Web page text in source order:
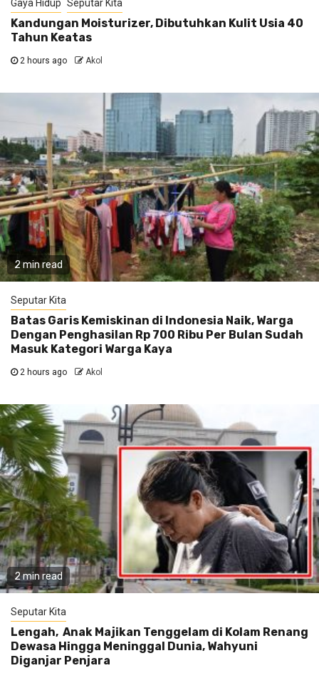
Gaya Hidup Seputar Kita
Kandungan Moisturizer, Dibutuhkan Kulit Usia 40
Tahun Keatas
2 hours ago Akol
2 min read
Seputar Kita
Batas Garis Kemiskinan di Indonesia Naik, Warga
Dengan Penghasilan Rp 700 Ribu Per Bulan Sudah
Masuk Kategori Warga Kaya
2 hours ago Akol
2 min read
Seputar Kita
Lengah, Anak Majikan Tenggelam di Kolam Renang
Dewasa Hingga Meninggal Dunia, Wahyuni
Diganjar Penjara